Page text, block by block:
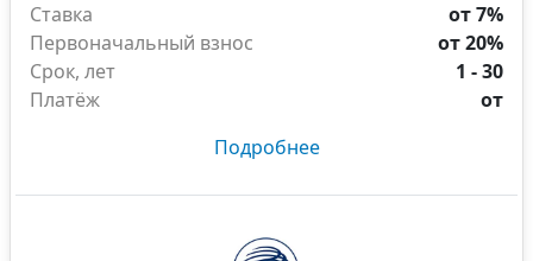
Ставка
от 7%
Первоначальный взнос
от 20%
Срок, лет
1 - 30
Платёж
от
Подробнее